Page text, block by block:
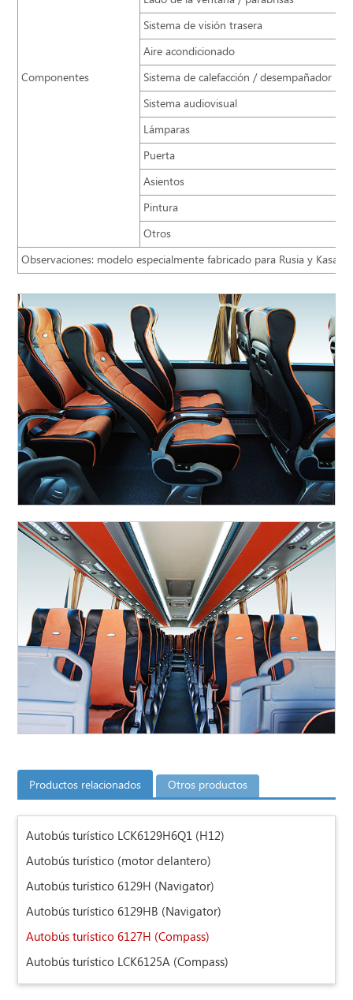
Componentes
Sistema de visión trasera
Aire acondicionado
Sistema de calefacción / desempañador
Sistema audiovisual
Lámparas
Puerta
Asientos
Pintura
Otros
Observaciones: modelo especialmente fabricado para Rusia y
Productos relacionados Otros productos
Autobús turístico LCK6129H6Q1 (H12)
Autobús turístico (motor delantero)
Autobús turístico 6129H (Navigator)
Autobús turístico 6129HB (Navigator)
Autobús turístico 6127H (Compass)
Autobús turístico LCK6125A (Compass)